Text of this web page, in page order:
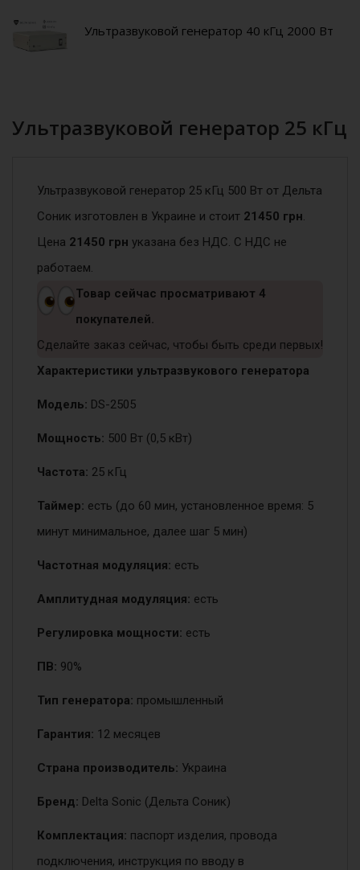
Ультразвуковой генератор 40 кГц 2000 Вт
Ультразвуковой генератор 25 кГц
Ультразвуковой генератор 25 кГц 500 Вт от Дельта
Соник изготовлен в Украине и стоит 21450 грн.
Цена 21450 грн указана без НДС. С НДС не
работаем.
Товар сейчас просматривают 4
покупателей.
Сделайте заказ сейчас, чтобы быть среди первых!
Характеристики ультразвукового генератора
Модель: DS-2505
Мощность: 500 Вт (0,5 кВт)
Частота: 25 кГц
Таймер: есть (до 60 мин, установленное время: 5
минут минимальное, далее шаг 5 мин)
Частотная модуляция: есть
Амплитудная модуляция: есть
Регулировка мощности: есть
ПВ: 90%
Тип генератора: промышленный
Гарантия: 12 месяцев
Страна производитель: Украина
Бренд: Delta Sonic (Дельта Соник)
Комплектация: паспорт изделия, провода
подключения, инструкция по вводу в